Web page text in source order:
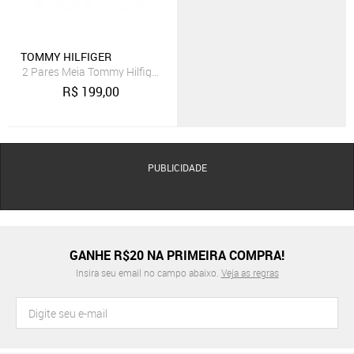
TOMMY HILFIGER
2 Pares Meia Tommy Hilfiger Cano Curto Cinza Cinza
R$ 199,00
PUBLICIDADE
GANHE R$20 NA PRIMEIRA COMPRA!
Insira seu email no campo abaixo. Veja as regras